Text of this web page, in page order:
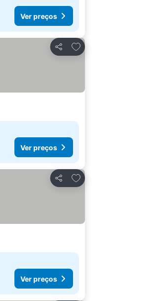
Ver preços
Partilhar
Adicionar aos favoritos
Ver preços
Partilhar
Adicionar aos favoritos
Ver preços